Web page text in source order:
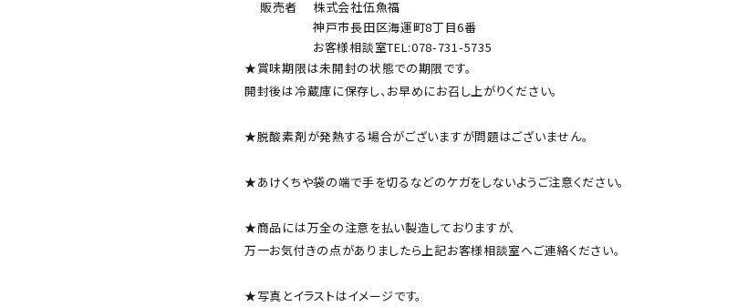
販売者
株式会社伍魚福
神戸市長田区海運町8丁目6番
お客様相談室TEL:078-731-5735
★賞味期限は未開封の状態での期限です。
開封後は冷蔵庫に保存し、お早めにお召し上がりください。
★脱酸素剤が発熱する場合がございますが問題はございません。
★あけくちや袋の端で手を切るなどのケガをしないようご注意ください。
★商品には万全の注意を払い製造しておりますが、
万一お気付きの点がありましたら上記お客様相談室へご連絡ください。
★写真とイラストはイメージです。